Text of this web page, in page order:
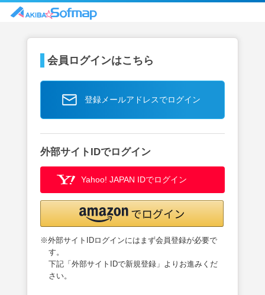
会員ログインはこちら
登録メールアドレスでログイン
外部サイトIDでログイン
Yahoo! JAPAN IDでログイン
※外部サイトIDログインにはまず会員登録が必要で
す。
下記「外部サイトIDで新規登録」よりお進みくだ
さい。